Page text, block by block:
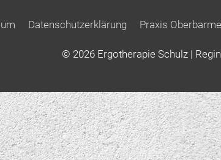
Datenschutzerklärung Praxis
© 2026 Ergotherapie Schulz |